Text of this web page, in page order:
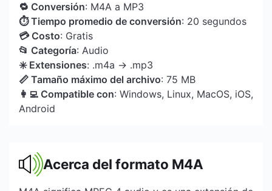
🔁 Conversión: M4A a MP3
⏱ Tiempo promedio de conversión: 20 segundos
💳 Costo: Gratis
📂 Categoría: Audio
✳️ Extensiones: .m4a → .mp3
📏 Tamaño máximo del archivo: 75 MB
👩‍💻 Compatible con: Windows, Linux, MacOS, iOS,
Android
Acerca del formato M4A